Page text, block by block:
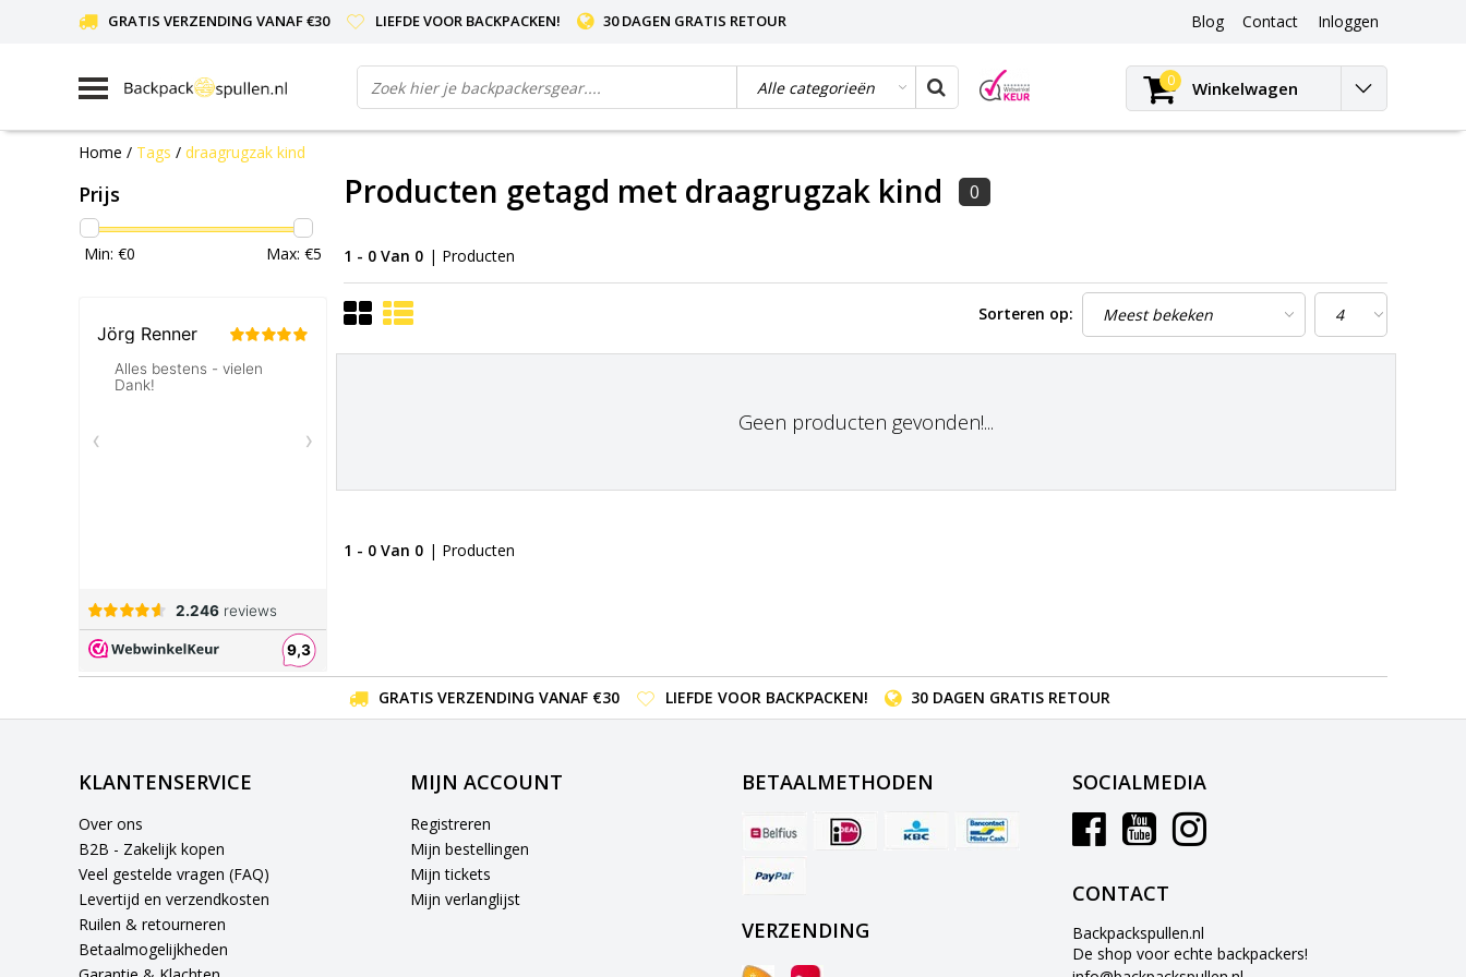
GRATIS VERZENDING VANAF €30 LIEFDE VOOR BACKPACKEN! 30 DAGEN GRATIS RETOUR Blog
Blog
Contact Inloggen
0 Winkelwagen
Home / Tags / draagrugzak kind
Prijs
Min: €0 Max: €5
Producten getagd met draagrugzak kind 0
1 - 0 Van 0 | Producten
Sorteren op:
Geen producten gevonden!...
1 - 0 Van 0 | Producten
GRATIS VERZENDING VANAF €30 LIEFDE VOOR BACKPACKEN! 30 DAGEN GRATIS RETOUR
KLANTENSERVICE
Over ons
B2B - Zakelijk kopen
Veel gestelde vragen (FAQ)
Levertijd en verzendkosten
Ruilen & retourneren
Betaalmogelijkheden
MIJN ACCOUNT
Registreren
Mijn bestellingen
Mijn tickets
Mijn verlanglijst
BETAALMETHODEN
VERZENDING
SOCIALMEDIA
CONTACT
Backpackspullen.nl
De shop voor echte backpackers!